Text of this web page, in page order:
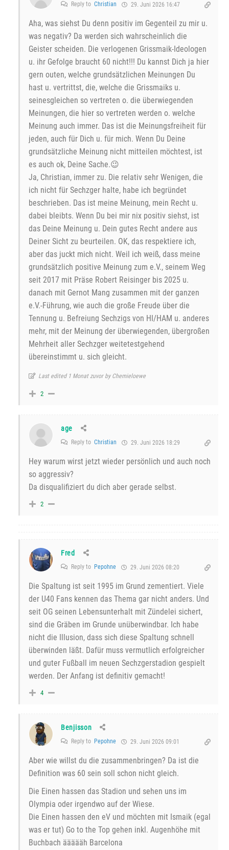
Reply to Christian 29. Juni 2026 16:47
Aha, was siehst Du denn positiv im Gegenteil zu mir u.
was negativ? Da werden sich wahrscheinlich die
Geister scheiden. Die verlogenen Grissmaik-Ideologen
u. ihr Gefolge braucht 60 nicht!!! Du kannst Dich ja hier
gern outen, welche grundsätzlichen Meinungen Du
hast u. vertrittst, die, welche die Grissmaiks u.
seinesgleichen so vertreten o. die überwiegenden
Meinungen, die hier so vertreten werden o. welche
Meinung auch immer. Das ist die Meinungsfreiheit für
jeden, auch für Dich u. für mich. Wenn Du Deine
grundsätzliche Meinung nicht mitteilen möchtest, ist
es auch ok, Deine Sache.😉
Ja, Christian, immer zu. Die relativ sehr Wenigen, die
ich nicht für Sechzger halte, habe ich begründet
beschrieben. Das ist meine Meinung, mein Recht u.
dabei bleibts. Wenn Du bei mir nix positiv siehst, ist
das Deine Meinung u. Dein gutes Recht andere aus
Deiner Sicht zu beurteilen. OK, das respektiere ich,
aber das juckt mich nicht. Weil ich weiß, dass meine
grundsätzlich positive Meinung zum e.V., seinem Weg
seit 2017 mit Präse Robert Reisinger bis 2025 u.
danach mit Gernot Mang zusammen mit der ganzen
e.V.-Führung, wie auch die große Freude über die
Tennung u. Befreiung Sechzigs von HI/HAM u. anderes
mehr, mit der Meinung der überwiegenden, übergroßen
Mehrheit aller Sechzger weitetestgehend
übereinstimmt u. sich gleicht.
Last edited 1 Monat zuvor by Chemieloewe
2
age
Reply to Christian 29. Juni 2026 18:29
Hey warum wirst jetzt wieder persönlich und auch noch
so aggressiv?
Da disqualifiziert du dich aber gerade selbst.
2
Fred
Reply to Pepohne 29. Juni 2026 08:20
Die Spaltung ist seit 1995 im Grund zementiert. Viele
der U40 Fans kennen das Thema gar nicht anders. Und
seit OG seinen Lebensunterhalt mit Zündelei sichert,
sind die Gräben im Grunde unüberwindbar. Ich habe
nicht die Illusion, dass sich diese Spaltung schnell
überwinden läßt. Dafür muss vermutlich erfolgreicher
und guter Fußball im neuen Sechzgerstadion gespielt
werden. Der Anfang ist definitiv gemacht!
4
Benjisson
Reply to Pepohne 29. Juni 2026 09:01
Aber wie willst du die zusammenbringen? Da ist die
Definition was 60 sein soll schon nicht gleich.
Die Einen hassen das Stadion und sehen uns im
Olympia oder irgendwo auf der Wiese.
Die Einen hassen den eV und möchten mit Ismaik (egal
was er tut) Go to the Top gehen inkl. Augenhöhe mit
Buchbach äääääh Barcelona